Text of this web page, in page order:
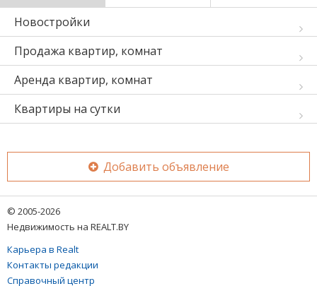
Новостройки
Продажа квартир, комнат
Аренда квартир, комнат
Квартиры на сутки
Добавить объявление
© 2005-2026
Недвижимость на REALT.BY
Карьера в Realt
Контакты редакции
Справочный центр